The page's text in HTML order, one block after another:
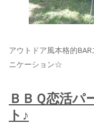
アウトドア風本格的
ニケーション☆
ＢＢＱ恋活パ
ト♪